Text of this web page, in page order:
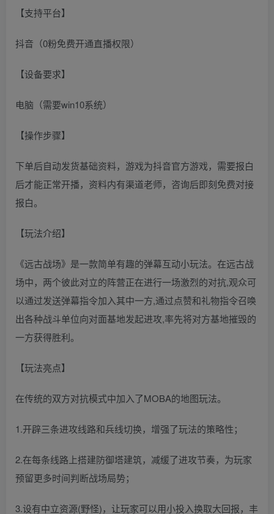
【支持平台】
抖音（0粉免费开通直播权限）
【设备要求】
电脑（需要win10系统）
【操作步骤】
下单后自动发货基础资料，游戏为抖音官方游戏，需要报白
后才能正常开播，资料内有渠道老师，咨询后即刻免费对接
报白。
【玩法介绍】
《远古战场》是一款简单有趣的弹幕互动小玩法。在远古战
场中，两个彼此对立的阵营正在进行一场激烈的对抗,观众可
以通过发送弹幕指令加入其中一方,通过点赞和礼物指令召唤
出各种战斗单位向对面基地发起进攻,率先将对方基地摧毁的
一方获得胜利。
【玩法亮点】
在传统的双方对抗模式中加入了MOBA的地图玩法。
1.开辟三条进攻线路和兵线切换，增强了玩法的策略性；
2.在每条线路上搭建防御塔建筑，减缓了进攻节奏，为玩家
预留更多时间判断战场局势；
3.设有中立资源(野怪)，让玩家可以用小投入换取大回报，丰